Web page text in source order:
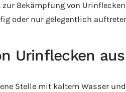
Bekämpfung von
oder nur gelegentlich
Urinflecken
Stelle mit kaltem Wasser